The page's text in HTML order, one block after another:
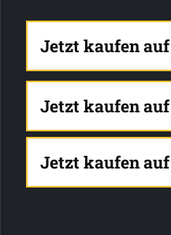
Jetzt kaufen auf
Jetzt kaufen auf
Jetzt kaufen auf